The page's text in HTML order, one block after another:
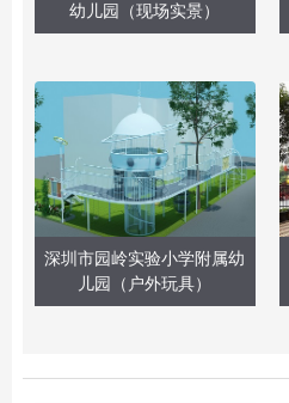
幼儿园（现场实景）
深圳市园岭实验小学附属幼
儿园（户外玩具）